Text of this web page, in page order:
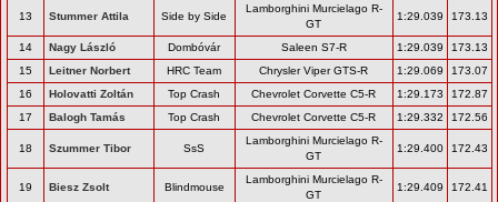
13 Stummer Attila Side by Side
Lamborghini Murcielago R-
GT
1:29.039 173.13
14 Nagy László Dombóvár Saleen S7-R 1:29.039
173.13
15
Leitner Norbert HRC Team Chrysler Viper GTS-R 1:29.069
173.07
16
Holovatti Zoltán Top Crash Chevrolet Corvette C5-R 1:29.173
172.87
17
Balogh Tamás Top Crash Chevrolet Corvette C5-R 1:29.332 172.56
18 Szummer Tibor SsS
Lamborghini Murcielago R-
GT
1:29.400 172.43
19 Biesz Zsolt Blindmouse
Lamborghini Murcielago R-
GT
1:29.409 172.41